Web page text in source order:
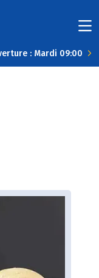
: Mardi 09:00